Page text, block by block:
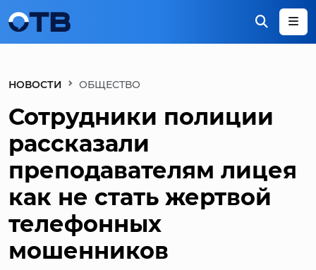
НОВОСТИ ОБЩЕСТВО
Сотрудники полиции
рассказали
преподавателям лицея
как не стать жертвой
телефонных
мошенников